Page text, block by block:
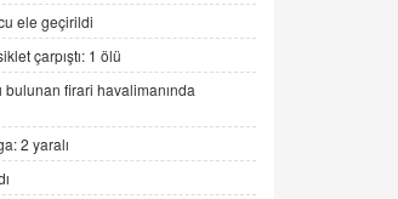
ASLAN
Algı Ne? "Beraber
Cümlesinin Peşinden
ele geçirildi
çarpıştı: 1 ölü
bulunan firari havalimanında
2 yaralı